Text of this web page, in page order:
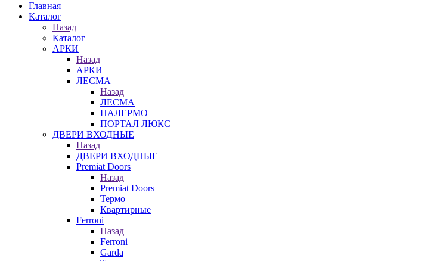
Главная
Каталог
Назад
Каталог
АРКИ
Назад
АРКИ
ЛЕСМА
Назад
ЛЕСМА
ПАЛЕРМО
ПОРТАЛ ЛЮКС
ДВЕРИ ВХОДНЫЕ
Назад
ДВЕРИ ВХОДНЫЕ
Premiat Doors
Назад
Premiat Doors
Термо
Квартирные
Ferroni
Назад
Ferroni
Garda